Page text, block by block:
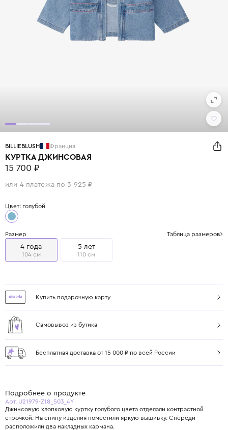
BILLIEBLUSH Франция
КУРТКА ДЖИНСОВАЯ
15 700 ₽
или 4 платежа по 3 925 ₽
Цвет: голубой
Размер Таблица размеров
4 года
104 см
5 лет
110 см
Купить подарочную карту
Самовывоз из бутика
Бесплатная доставка от 15 000 ₽ по всей России
Подробнее о продукте
Арт. U21979-Z18_503_4Y
Джинсовую хлопковую куртку голубого цвета отделали контрастной
строчкой. На спину изделия поместили яркую вышивку. Спереди
расположили два накладных кармана.